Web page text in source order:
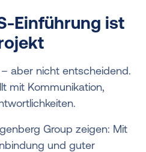
Einführung ist
aber nicht entscheidend.
mit Kommunikation,
Group zeigen: Mit
und guter